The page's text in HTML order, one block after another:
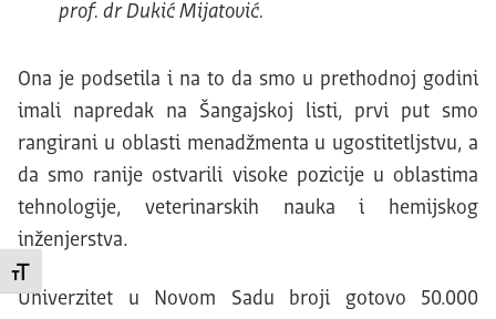
Promeni veličinu slova
prof. dr Dukić Mijatović.
Ona je podsetila i na to da smo u prethodnoj godini
imali napredak na Šangajskoj listi, prvi put smo
rangirani u oblasti menadžmenta u ugostitetljstvu, a
da smo ranije ostvarili visoke pozicije u oblastima
tehnologije, veterinarskih nauka i hemijskog
inženjerstva.
Univerzitet u Novom Sadu broji gotovo 50.000